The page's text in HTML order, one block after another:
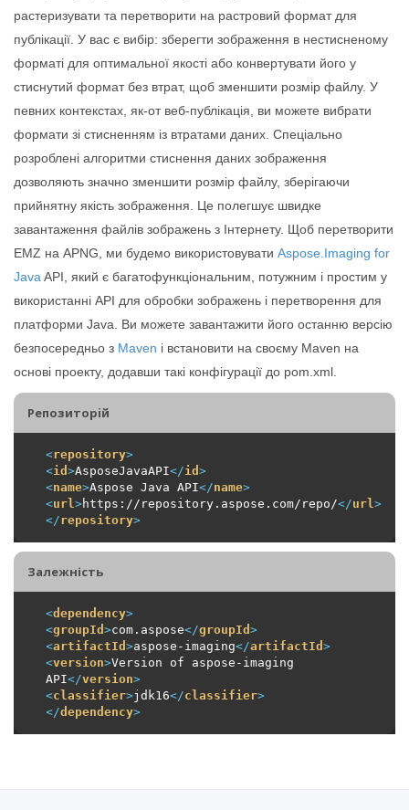
растеризувати та перетворити на растровий формат для
публікації. У вас є вибір: зберегти зображення в нестисненому
форматі для оптимальної якості або конвертувати його у
стиснутий формат без втрат, щоб зменшити розмір файлу. У
певних контекстах, як-от веб-публікація, ви можете вибрати
формати зі стисненням із втратами даних. Спеціально
розроблені алгоритми стиснення даних зображення
дозволяють значно зменшити розмір файлу, зберігаючи
прийнятну якість зображення. Це полегшує швидке
завантаження файлів зображень з Інтернету. Щоб перетворити
EMZ на APNG, ми будемо використовувати Aspose.Imaging for
Java API, який є багатофункціональним, потужним і простим у
використанні API для обробки зображень і перетворення для
платформи Java. Ви можете завантажити його останню версію
безпосередньо з Maven і встановити на своєму Maven на
основі проекту, додавши такі конфігурації до pom.xml.
Репозиторiй
<repository>
<id >AsposeJavaAPI</id >
<name>Aspose Java API</name>
<url >https://repository.aspose.com/repo/</url >
</repository>
Залежність
<dependency>
<groupId >com.aspose</groupId >
<artifactId >aspose-imaging</artifactId >
<version>Version of aspose-imaging
API</version>
<classifier>jdk16</classifier>
</dependency>